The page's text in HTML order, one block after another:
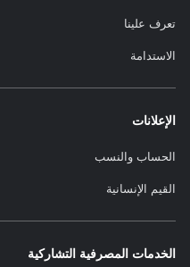
تعرف علينا
الاستدامة
الإعلانات
الحساب والنسب
القيم الإنسانية
الخدمات المصرفية التشاركية